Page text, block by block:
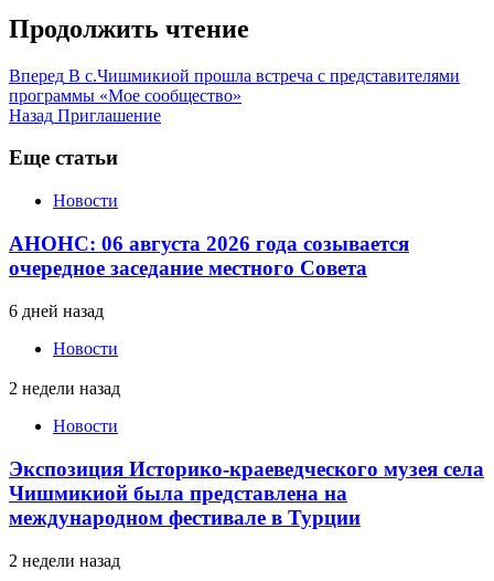
Продолжить чтение
Вперед В с.Чишмикиой прошла встреча с представителями
программы «Мое сообщество»
Назад Приглашение
Еще статьи
Новости
АНОНС: 06 августа 2026 года созывается
очередное заседание местного Совета
6 дней назад
Новости
2 недели назад
Новости
Экспозиция Историко-краеведческого музея села
Чишмикиой была представлена на
международном фестивале в Турции
2 недели назад